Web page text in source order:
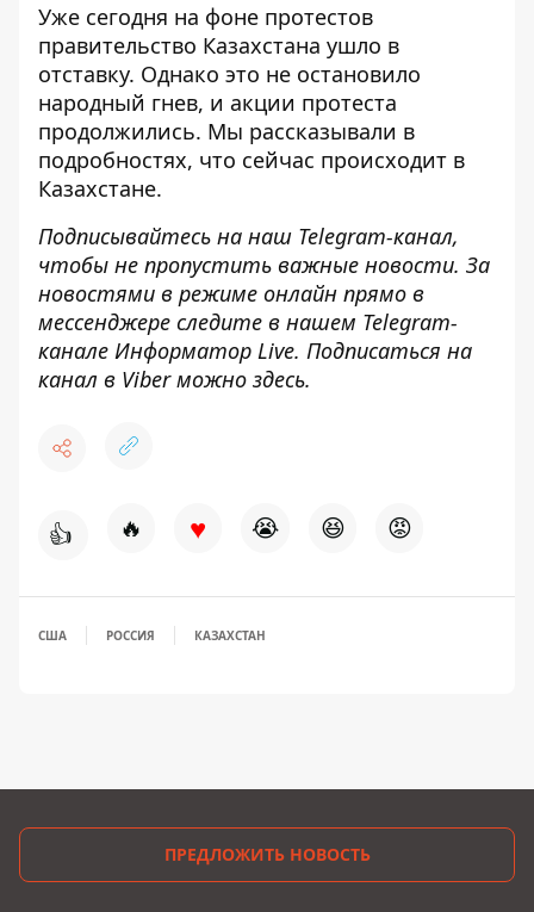
Уже сегодня на фоне протестов
правительство Казахстана ушло в
отставку. Однако это не остановило
народный гнев, и акции протеста
продолжились. Мы рассказывали в
подробностях, что сейчас происходит в
Казахстане.
Подписывайтесь на наш Telegram-канал,
чтобы не пропустить важные новости. За
новостями в режиме онлайн прямо в
мессенджере следите в нашем Telegram-
канале Информатор Live. Подписаться на
канал в Viber можно здесь.
👍 🔥 ♥ 😭 😆 😡
США РОССИЯ КАЗАХСТАН
ПРЕДЛОЖИТЬ НОВОСТЬ